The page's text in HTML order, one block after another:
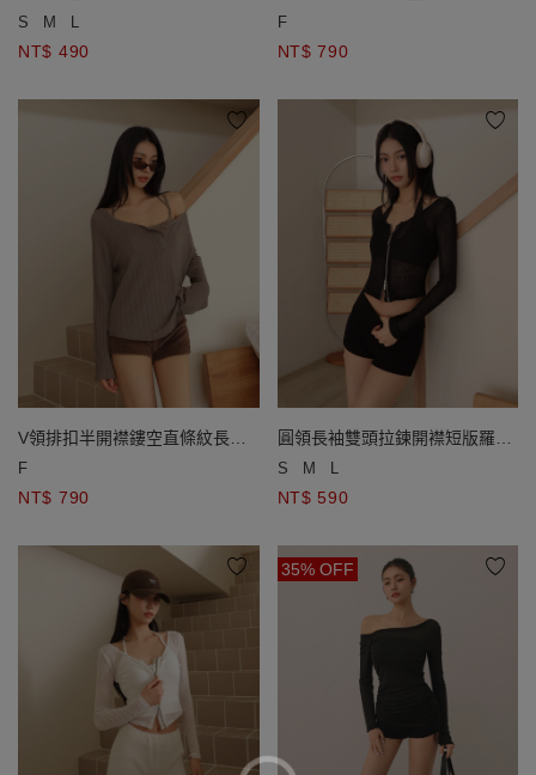
S M L
NT$ 490
寬版針織衫
F
NT$ 790
V領排扣半開襟鏤空直條紋長袖
寬版針織衫
F
NT$ 790
圓領長袖雙頭拉鍊開襟短版羅紋
針織衫
S M L
NT$ 590
35% OFF